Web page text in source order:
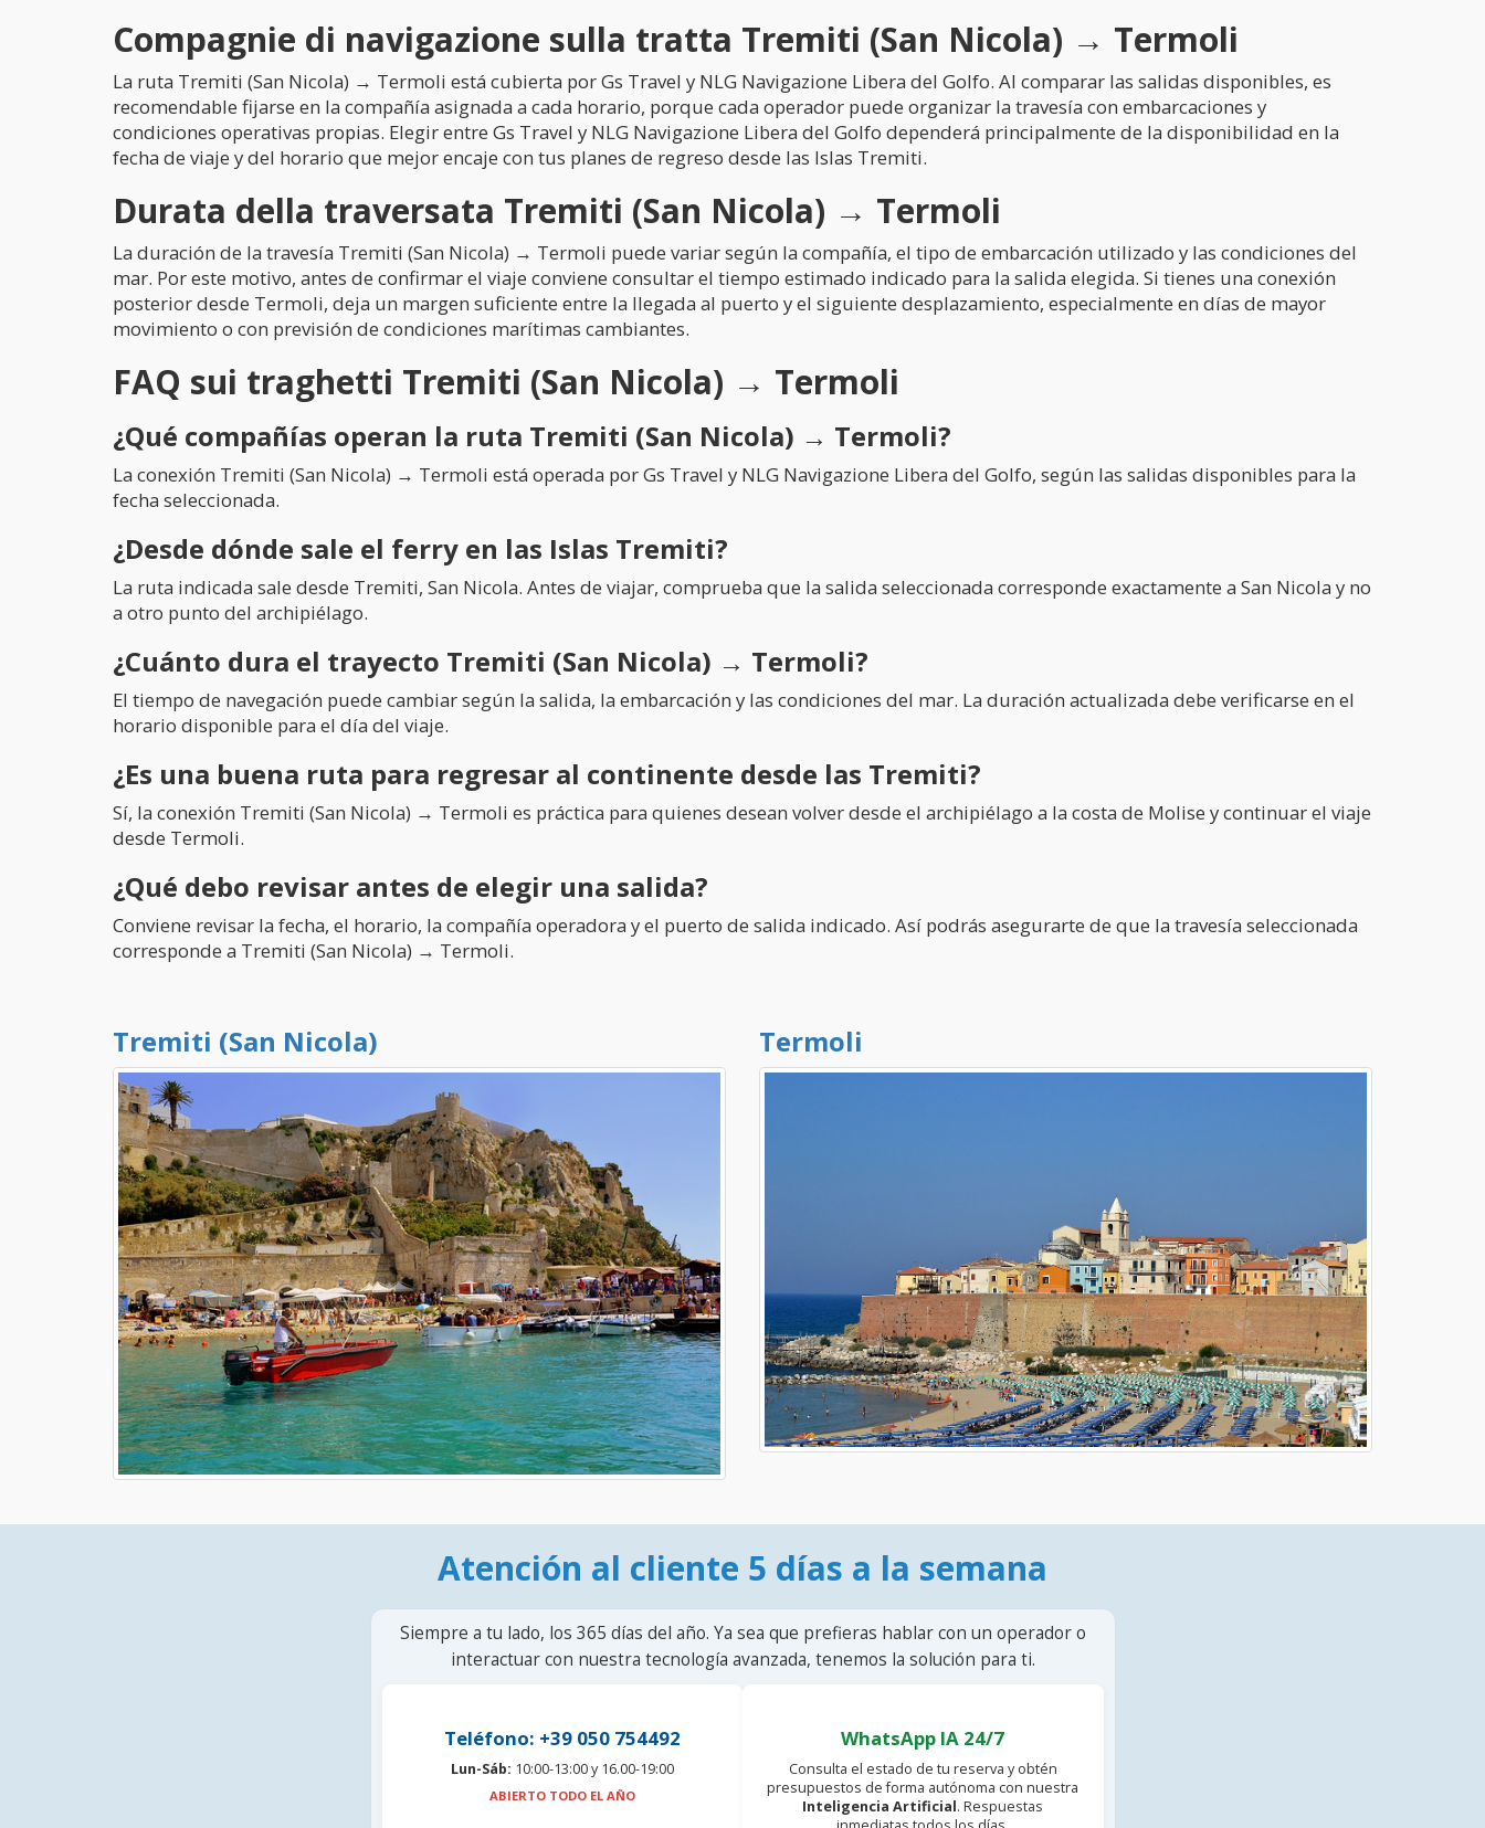
Compagnie di navigazione sulla tratta Tremiti (San Nicola) → Termoli
La ruta Tremiti (San Nicola) → Termoli está cubierta por Gs Travel y NLG Navigazione Libera del Golfo. Al comparar las salidas disponibles, es
recomendable fijarse en la compañía asignada a cada horario, porque cada operador puede organizar la travesía con embarcaciones y
condiciones operativas propias. Elegir entre Gs Travel y NLG Navigazione Libera del Golfo dependerá principalmente de la disponibilidad en la
fecha de viaje y del horario que mejor encaje con tus planes de regreso desde las Islas Tremiti.
Durata della traversata Tremiti (San Nicola) → Termoli
La duración de la travesía Tremiti (San Nicola) → Termoli puede variar según la compañía, el tipo de embarcación utilizado y las condiciones del
mar. Por este motivo, antes de confirmar el viaje conviene consultar el tiempo estimado indicado para la salida elegida. Si tienes una conexión
posterior desde Termoli, deja un margen suficiente entre la llegada al puerto y el siguiente desplazamiento, especialmente en días de mayor
movimiento o con previsión de condiciones marítimas cambiantes.
FAQ sui traghetti Tremiti (San Nicola) → Termoli
¿Qué compañías operan la ruta Tremiti (San Nicola) → Termoli?
La conexión Tremiti (San Nicola) → Termoli está operada por Gs Travel y NLG Navigazione Libera del Golfo, según las salidas disponibles para la
fecha seleccionada.
¿Desde dónde sale el ferry en las Islas Tremiti?
La ruta indicada sale desde Tremiti, San Nicola. Antes de viajar, comprueba que la salida seleccionada corresponde exactamente a San Nicola y no
a otro punto del archipiélago.
¿Cuánto dura el trayecto Tremiti (San Nicola) → Termoli?
El tiempo de navegación puede cambiar según la salida, la embarcación y las condiciones del mar. La duración actualizada debe verificarse en el
horario disponible para el día del viaje.
¿Es una buena ruta para regresar al continente desde las Tremiti?
Sí, la conexión Tremiti (San Nicola) → Termoli es práctica para quienes desean volver desde el archipiélago a la costa de Molise y continuar el viaje
desde Termoli.
¿Qué debo revisar antes de elegir una salida?
Conviene revisar la fecha, el horario, la compañía operadora y el puerto de salida indicado. Así podrás asegurarte de que la travesía seleccionada
corresponde a Tremiti (San Nicola) → Termoli.
Tremiti (San Nicola) Termoli
Atención al cliente 5 días a la semana
Siempre a tu lado, los 365 días del año. Ya sea que prefieras hablar con un operador o
interactuar con nuestra tecnología avanzada, tenemos la solución para ti.
Teléfono: +39 050 754492
Lun-Sáb: 10:00-13:00 y 16.00-19:00
ABIERTO TODO EL AÑO
WhatsApp IA 24/7
Consulta el estado de tu reserva y obtén
presupuestos de forma autónoma con nuestra
Inteligencia Artificial. Respuestas